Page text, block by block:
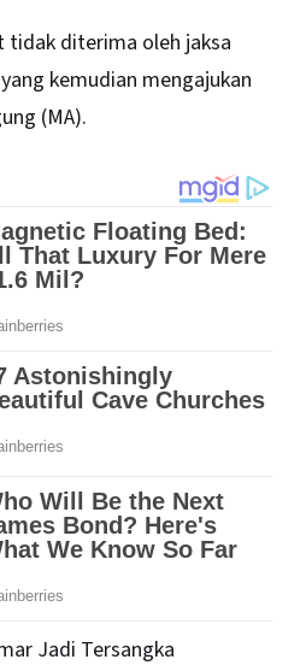
tidak diterima oleh jaksa
kemudian mengajukan
(MA).
Jadi Tersangka